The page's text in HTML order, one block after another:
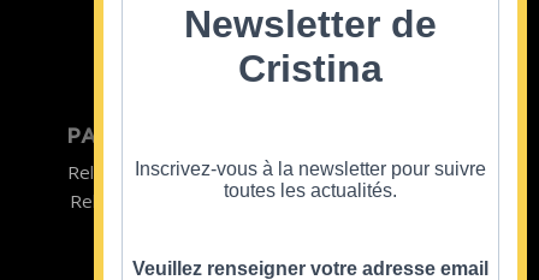
PARTICULIER
Relooking homme
Relooking femme
Team Building
Formations
Newsletter de
Cristina
Inscrivez-vous à la newsletter pour suivre
toutes les actualités.
Veuillez renseigner votre adresse email